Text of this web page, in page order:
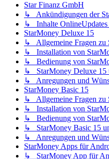
Star Finanz GmbH
↳ Ankündigungen der
↳ Inhalte OnlineUpdates
StarMoney Deluxe 15
↳ Allgemeine Fragen zu
↳ Installation von
↳ Bedienung von
↳ StarMoney Deluxe 15
↳ Anregungen und
StarMoney Basic 15
↳ Allgemeine Fragen zu
↳ Installation von
↳ Bedienung von
↳ StarMoney Basic 15
↳ Anregungen und
StarMoney Apps für
↳ StarMoney App für